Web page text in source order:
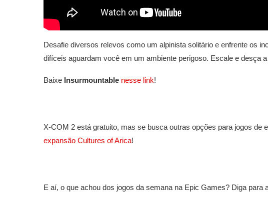
Desafie diversos relevos como um alpinista solitário e enfrente os
difíceis aguardam você em um ambiente perigoso. Escale e desça
Baixe Insurmountable nesse link!
X-COM 2 está gratuito, mas se busca outras opções para jogos de
expansão Cultures of Arica!
E aí, o que achou dos jogos da semana na Epic Games? Diga para